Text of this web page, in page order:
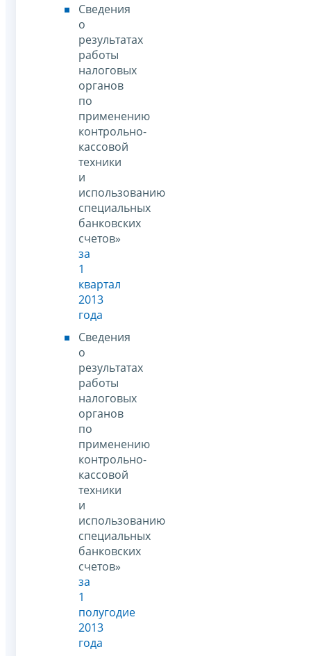
Сведения
о
результатах
работы
налоговых
органов
по
применению
контрольно-
кассовой
техники
и
использованию
специальных
банковских
счетов»
за
1
квартал
2013
года
Сведения
о
результатах
работы
налоговых
органов
по
применению
контрольно-
кассовой
техники
и
использованию
специальных
банковских
счетов»
за
1
полугодие
2013
года